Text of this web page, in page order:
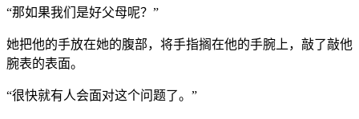
“那如果我们是好父母呢？”
她把他的手放在她的腹部，将手指搁在他的手腕上，敲了敲他
腕表的表面。
“很快就有人会面对这个问题了。”